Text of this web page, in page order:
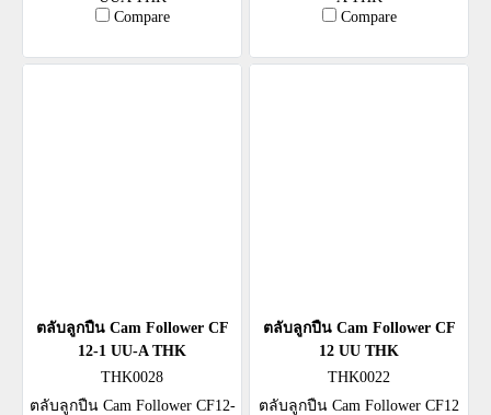
Compare
Compare
ตลับลูกปืน Cam Follower CF
12-1 UU-A THK
THK0028
ตลับลูกปืน Cam Follower CF12-
ตลับลูกปืน Cam Follower CF
12 UU THK
THK0022
ตลับลูกปืน Cam Follower CF12